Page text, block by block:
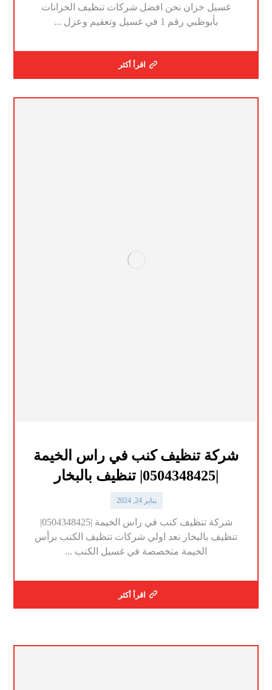
غسيل خزان نحن افضل شركات تنظيف الخزانات
بأبوظبي رقم 1 في غسيل وتعقيم وعزل ...
اقرأ أكثر
شركة تنظيف كنب في راس الخيمة
|0504348425| تنظيف بالبخار
يناير 24, 2024
شركة تنظيف كنب في راس الخيمة |0504348425|
تنظيف بالبخار نعد اولي شركات تنظيف الكنب برأس
الخيمة متخصصة في غسيل الكنب ...
اقرأ أكثر